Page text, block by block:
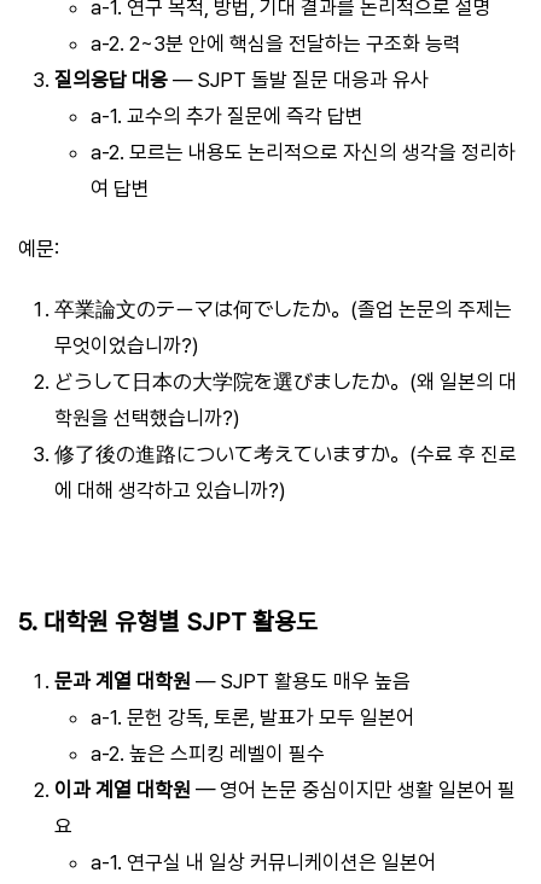
a-1. 연구 목적, 방법, 기대 결과를 논리적으로 설명
a-2. 2~3분 안에 핵심을 전달하는 구조화 능력
질의응답 대응 — SJPT 돌발 질문 대응과 유사
a-1. 교수의 추가 질문에 즉각 답변
a-2. 모르는 내용도 논리적으로 자신의 생각을 정리하
여 답변
예문:
卒業論文のテーマは何でしたか。(졸업 논문의 주제는
무엇이었습니까?)
どうして日本の大学院を選びましたか。(왜 일본의 대
학원을 선택했습니까?)
修了後の進路について考えていますか。(수료 후 진로
에 대해 생각하고 있습니까?)
5. 대학원 유형별 SJPT 활용도
문과 계열 대학원 — SJPT 활용도 매우 높음
a-1. 문헌 강독, 토론, 발표가 모두 일본어
a-2. 높은 스피킹 레벨이 필수
이과 계열 대학원 — 영어 논문 중심이지만 생활 일본어 필
요
a-1. 연구실 내 일상 커뮤니케이션은 일본어